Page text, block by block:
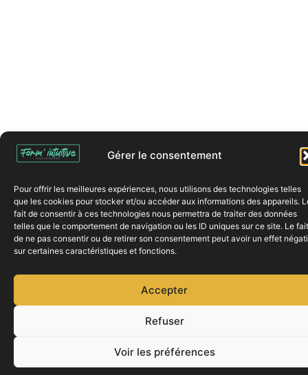
Gérer le consentement
Pour offrir les meilleures expériences, nous utilisons des technologies telles
que les cookies pour stocker et/ou accéder aux informations des appareils.
fait de consentir à ces technologies nous permettra de traiter des données
telles que le comportement de navigation ou les ID uniques sur ce site. Le fait
de ne pas consentir ou de retirer son consentement peut avoir un effet
sur certaines caractéristiques et fonctions.
Accepter
Refuser
Voir les préférences